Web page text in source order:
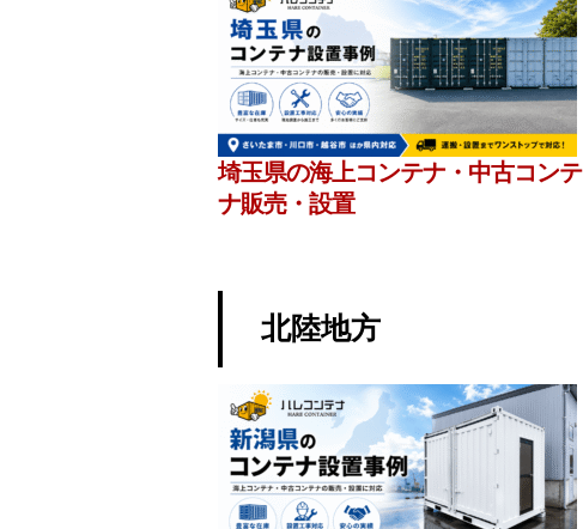
埼玉県の海上コンテナ・中古コンテ
ナ販売・設置
北陸地方